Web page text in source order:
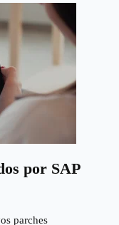
por SAP
parches